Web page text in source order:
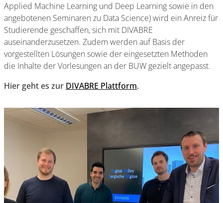
Applied Machine Learning und Deep Learning sowie in den
angebotenen Seminaren zu Data Science) wird ein Anreiz für
Studierende geschaffen, sich mit DIVABRE
auseinanderzusetzen. Zudem werden auf Basis der
vorgestellten Lösungen sowie der eingesetzten Methoden
die Inhalte der Vorlesungen an der BUW gezielt angepasst.
Hier geht es zur DIVABRE Plattform.